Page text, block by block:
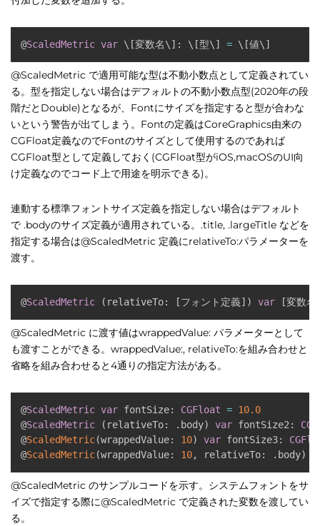
@ScaledMetric var \ [変数名\ ] : \ [型\ ] = \ [値\ ]
@ScaledMetric で適用可能な型は不動小数点として定義されてい
る。型を指定しない場合はデフォルトの不動小数点型(2020年の段
階だとDouble)となるが、Fontにサイズを指定すると型が合わな
いという警告が出てしまう。Fontの定義はCoreGraphics由来の
CGFloat定義なのでFontのサイズとして使用するのであれば
CGFloat型として定義しておく(CGFloat型がiOS,macOSのUI向
け定義なのでコード上で用途を明示できる)。
連動する標準フォントサイズ定義を指定しない場合はデフォルト
で .bodyのサイズ定義が適用されている。.title, .largeTitle などを
指定する場合は@ScaledMetric 定義にrelativeTo:パラメーターを
渡す。
@ScaledMetric ( relativeTo: [フォント定義] ) var [変数名
@ScaledMetric に渡す値はwrappedValue: パラメーターとして
も渡すことができる。wrappedValue:, relativeTo:を組み合わせと
省略を組み合わせると4通りの指定方法がある。
@ScaledMetric var fontSize: CGFloat = 10.0
@ScaledMetric ( relativeTo: . body) var fontSize2 :
@ScaledMetric(wrappedValue: 10) var fontSize3:
@ScaledMetric(wrappedValue: 10, relativeTo: . body)
@ScaledMetric のサンプルコードを示す。システムフォントをサ
イズで指定する際に@ScaledMetric で定義された変数を渡してい
る。